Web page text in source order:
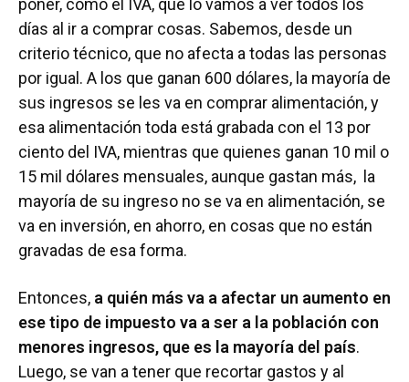
poner, como el IVA, que lo vamos a ver todos los
días al ir a comprar cosas. Sabemos, desde un
criterio técnico, que no afecta a todas las personas
por igual. A los que ganan 600 dólares, la mayoría de
sus ingresos se les va en comprar alimentación, y
esa alimentación toda está grabada con el 13 por
ciento del IVA, mientras que quienes ganan 10 mil o
15 mil dólares mensuales, aunque gastan más, la
mayoría de su ingreso no se va en alimentación, se
va en inversión, en ahorro, en cosas que no están
gravadas de esa forma.
Entonces, a quién más va a afectar un aumento en
ese tipo de impuesto va a ser a la población con
menores ingresos, que es la mayoría del país.
Luego, se van a tener que recortar gastos y al